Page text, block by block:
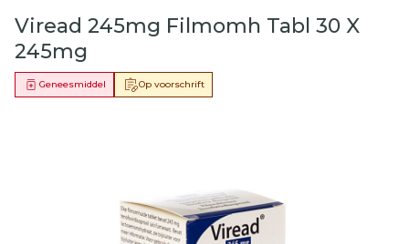
Viread 245mg Filmomh Tabl 30 X
245mg
Op voorschrift
Geneesmiddel